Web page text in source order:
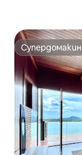
Супердомакин
Супердомакин